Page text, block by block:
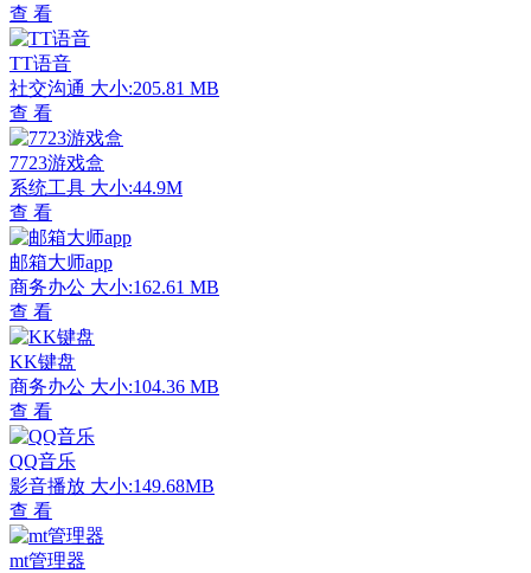
查 看
TT语音
社交沟通 大小:205.81 MB
查 看
7723游戏盒
系统工具 大小:44.9M
查 看
邮箱大师app
商务办公 大小:162.61 MB
查 看
KK键盘
商务办公 大小:104.36 MB
查 看
QQ音乐
影音播放 大小:149.68MB
查 看
mt管理器